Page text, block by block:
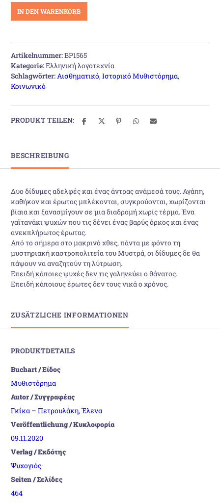
Menge
IN DEN WARENKORB
Artikelnummer:BP1565
Kategorie:Ελληνική λογοτεχνία
Schlagwörter:Αισθηματικό,Ιστορικό Μυθιστόρημα,
Κοινωνικό
PRODUKT TEILEN:
BESCHREIBUNG
Δυο δίδυμες αδελφές και ένας άντρας ανάμεσά τους. Αγάπη,
καθήκον και έρωτας μπλέκονται, συγκρούονται, χωρίζονται
βίαια και ξανασμίγουν σε μια διαδρομή χωρίς τέρμα. Ένα
γαϊτανάκι ψυχών που τις δένει ένας βαρύς όρκος και ένας
ανεκπλήρωτος έρωτας.
Από το σήμερα στο μακρινό χθες, πάντα με φόντο τη
μυστηριακή καστροπολιτεία του Μυστρά, οι δίδυμες δε θα
πάψουν να αναζητούν τη λύτρωση.
Επειδή κάποιες ψυχές δεν τις γαληνεύει ο θάνατος.
Επειδή κάποιους έρωτες δεν τους νικά ο χρόνος.
ZUSÄTZLICHE INFORMATIONEN
PRODUKTDETAILS
Buchart / Είδος
Μυθιστόρημα
Autor / Συγγραφέας
Γκίκα – Πετρουλάκη, Έλενα
Veröffentlichung / Κυκλοφορία
09.11.2020
Verlag / Εκδότης
Ψυχογιός
Seiten / Σελίδες
464